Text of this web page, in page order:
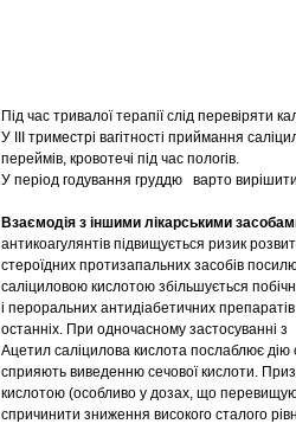
Під час тривалої терапії слід перевіряти
У ІІІ триместрі вагітності приймання
переймів, кровотечі під час пологів.
У період годування груддю варто
Взаємодія з іншими лікарськими
антикоагулянтів підвищується ризик
стероїдних протизапальних засобів
саліциловою кислотою збільшується
і пероральних антидіабетичних
останніх. При одночасному застосуванні
Ацетил саліцилова кислота послаблює дію
сприяють виведенню сечової кислоти.
кислотою (особливо у дозах, що
спричинити зниження високого сталого